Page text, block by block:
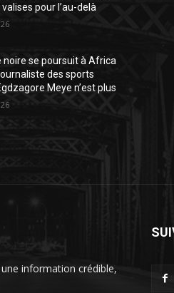
pour l’au-delà
noire se poursuit à Africa
des sports
Meye n’est plus
information crédible,